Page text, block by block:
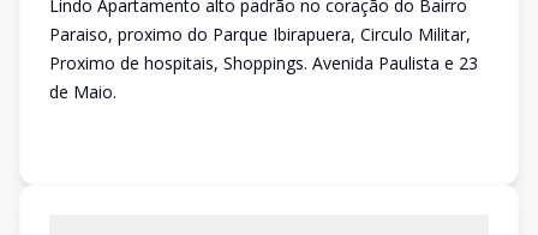
Lindo Apartamento alto padrão no coração do Bairro
Paraiso, proximo do Parque Ibirapuera, Circulo Militar,
Proximo de hospitais, Shoppings. Avenida Paulista e 23
de Maio.